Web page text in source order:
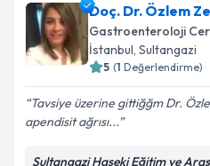
Prof. Dr. Erdem Akbal
oluşturun. Size bu
takvim hazırlandığında e-
Doç. Dr. Özlem
Gastroenteroloji
İstanbul, Sultangazi
5 (1 Değerlendirme)
Tavsiye üzerine gittiğğm Dr.
apendisit ağrısı...
Sultangazi Haseki Eğitim ve